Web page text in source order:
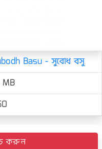
Basu - সুবোধ বসু
MB
করুন